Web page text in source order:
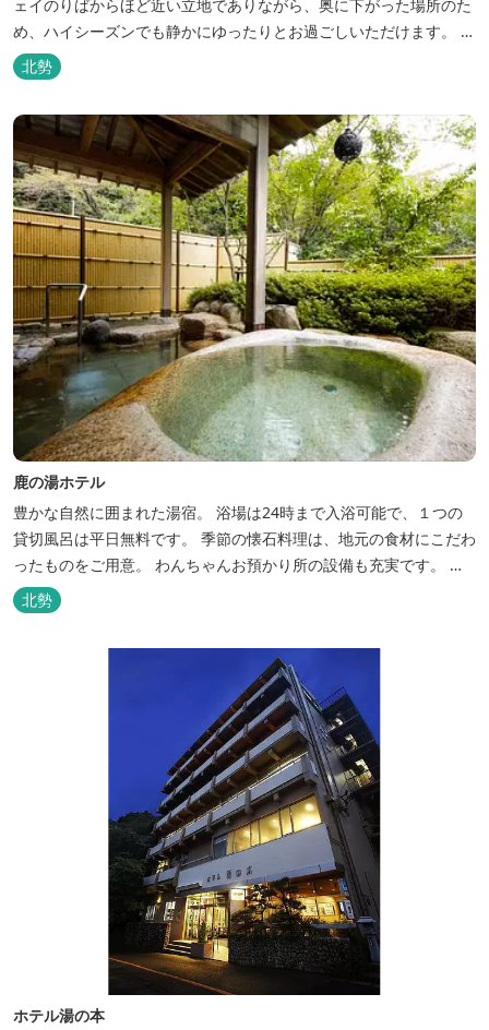
ェイのりばからほど近い立地でありながら、奥に下がった場所のた
め、ハイシーズンでも静かにゆったりとお過ごしいただけます。 自
慢の大浴場からは、雄大な御在所岳を背に、御在所ロープウェイが
望めます。季節ごとに表情を変える湯の山の自然と対話しながら至
極のひとときをどうぞ。
北勢
鹿の湯ホテル
豊かな自然に囲まれた湯宿。 浴場は24時まで入浴可能で、１つの
貸切風呂は平日無料です。 季節の懐石料理は、地元の食材にこだわ
ったものをご用意。 わんちゃんお預かり所の設備も充実です。 女
将手作りのお酢とカモシカソフトが人気です。 お食事処と大浴場の
脱衣所に最新の高機能換気設備を導入いたしました。
北勢
ホテル湯の本